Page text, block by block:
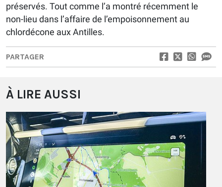
préservés. Tout comme l’a montré récemment le
non-lieu dans l’affaire de l’empoisonnement au
chlordécone aux Antilles.
PARTAGER
À LIRE AUSSI